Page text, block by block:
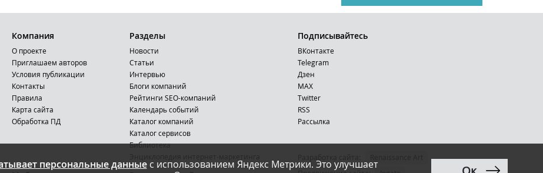
персональные данныес использованием Яндекс Метрики. Это улучшает
Компания
О проекте
Приглашаем авторов
Условия публикации
Контакты
Правила
Карта сайта
Обработка ПД
Разделы
Новости
Статьи
Интервью
Блоги компаний
Рейтинги SEO-компаний
Календарь событий
Каталог компаний
Каталог сервисов
Библиотека
Подписывайтесь
ВКонтакте
Telegram
Дзен
MAX
Тwitter
RSS
Рассылка